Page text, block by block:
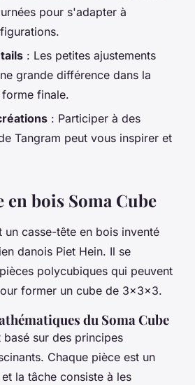
pour s'adapter à
: Les petites ajustements
grande différence dans la
finale.
: Participer à des
Tangram peut vous inspirer et
en bois Soma Cube
un casse-tête en bois inventé
danois Piet Hein. Il se
polycubiques qui peuvent
former un cube de 3x3x3.
du Soma Cube
basé sur des principes
Chaque pièce est un
la tâche consiste à les